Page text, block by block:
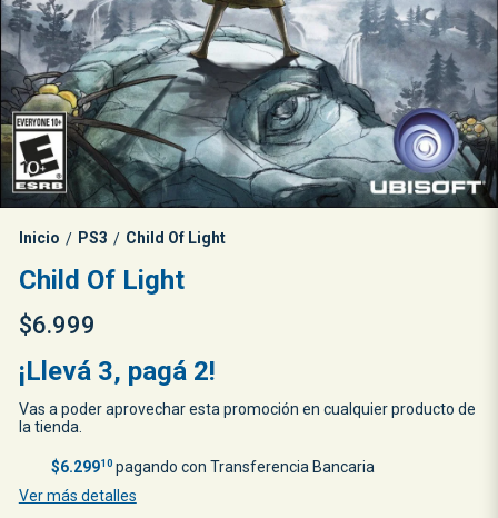
Inicio / PS3 / Child Of Light
Child Of Light
$6.999
¡Llevá 3, pagá 2!
Vas a poder aprovechar esta promoción en cualquier producto de
la tienda.
$6.29910pagando con Transferencia Bancaria
Ver más detalles